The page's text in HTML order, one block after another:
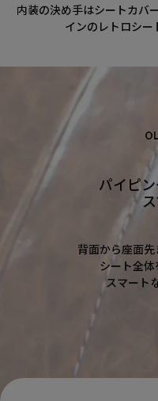
内装の決め手はシートカバ
インのレトロシー
パイピ
背面から座面
シート全体
スマート